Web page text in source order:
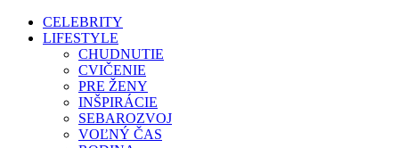
CELEBRITY
LIFESTYLE
CHUDNUTIE
CVIČENIE
PRE ŽENY
INŠPIRÁCIE
SEBAROZVOJ
VOĽNÝ ČAS